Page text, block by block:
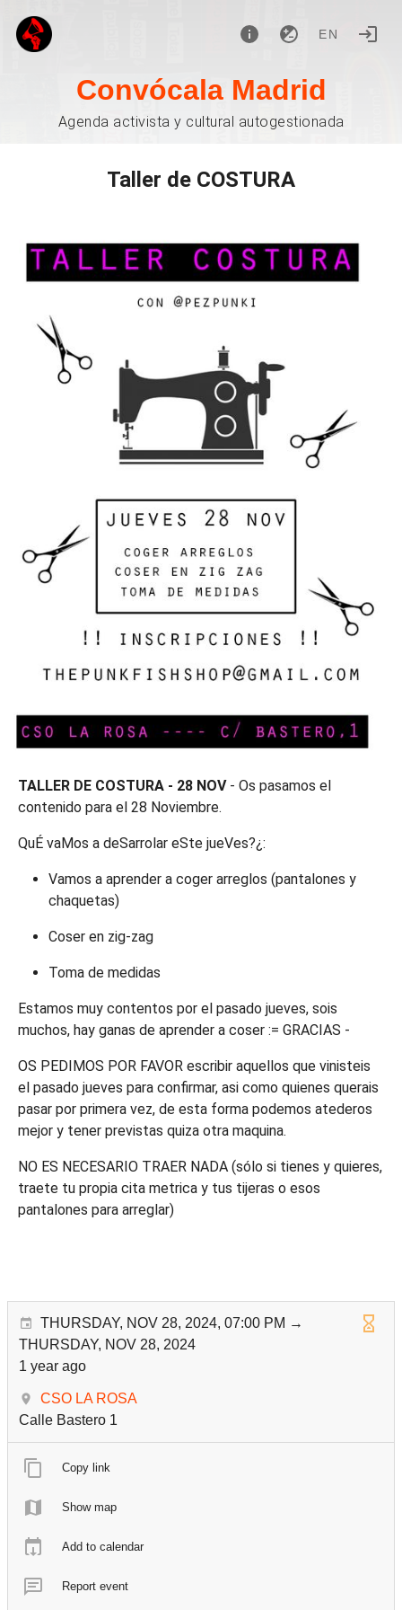
EN
Convócala Madrid
Agenda activista y cultural autogestionada
Taller de COSTURA
TALLER DE COSTURA - 28 NOV- Os pasamos el
contenido para el 28 Noviembre.
QuÉ vaMos a deSarrolar eSte jueVes?¿:
Vamos a aprender a coger arreglos (pantalones y
chaquetas)
Coser en zig-zag
Toma de medidas
Estamos muy contentos por el pasado jueves, sois
muchos, hay ganas de aprender a coser := GRACIAS -
OS PEDIMOS POR FAVOR escribir aquellos que vinisteis
el pasado jueves para confirmar, asi como quienes querais
pasar por primera vez, de esta forma podemos atederos
mejor y tener previstas quiza otra maquina.
NO ES NECESARIO TRAER NADA (sólo si tienes y quieres,
traete tu propia cita metrica y tus tijeras o esos
pantalones para arreglar)
THURSDAY, NOV 28, 2024, 07:00 PM →
THURSDAY, NOV 28, 2024
1 year ago
CSO LA ROSA
Calle Bastero 1
Copy link
Show map
Add to calendar
Report event